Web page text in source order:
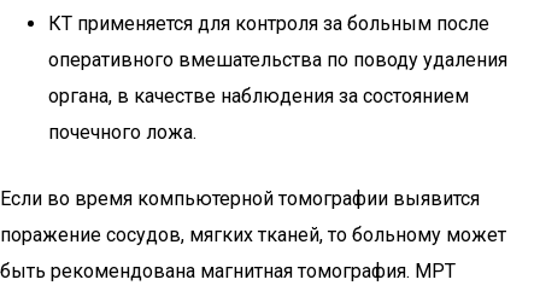
КТ применяется для контроля за больным после
оперативного вмешательства по поводу удаления
органа, в качестве наблюдения за состоянием
почечного ложа.
Если во время компьютерной томографии выявится
поражение сосудов, мягких тканей, то больному может
быть рекомендована магнитная томография. МРТ